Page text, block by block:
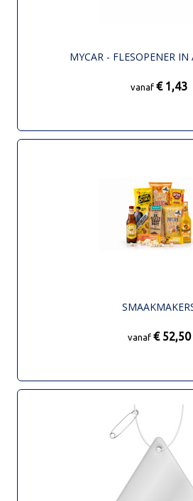
MYCAR - FLESOPENER
vanaf € 1,43
vanaf € 52,50